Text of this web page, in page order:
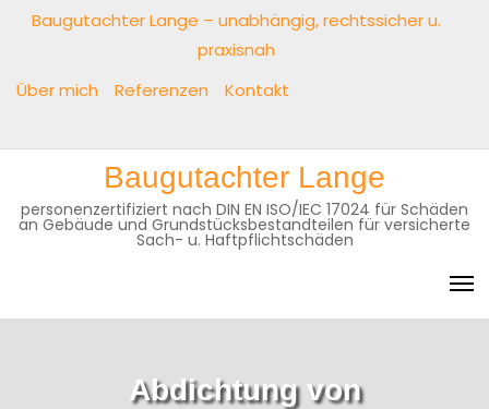
Baugutachter Lange – unabhängig, rechtssicher u.
praxisnah
Über mich
Referenzen Kontakt
Baugutachter
Lange
–
unabhängig,
praxisnah
Über
mich
Referenzen
Kontakt
Baugutachter Lange
personenzertifiziert nach DIN EN ISO/IEC 17024 für Schäden
an Gebäude und Grundstücksbestandteilen für versicherte
Sach- u. Haftpflichtschäden
Abdichtung von